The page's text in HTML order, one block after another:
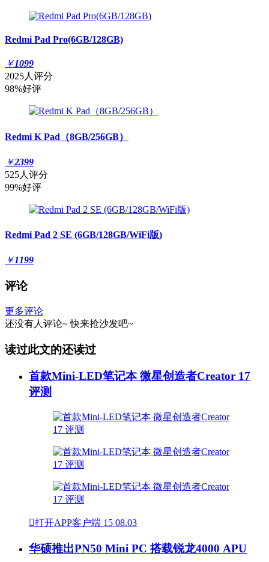
Redmi Pad Pro(6GB/128GB)
￥1099
2025人评分
98%好评
Redmi K Pad（8GB/256GB）
￥2399
525人评分
99%好评
Redmi Pad 2 SE (6GB/128GB/WiFi版)
￥1199
评论
更多评论
还没有人评论~ 快来抢沙发吧~
读过此文的还读过
首款Mini-LED笔记本 微星创造者Creator 17
评测
打开APP客户端 15 08.03
华硕推出PN50 Mini PC 搭载锐龙4000 APU